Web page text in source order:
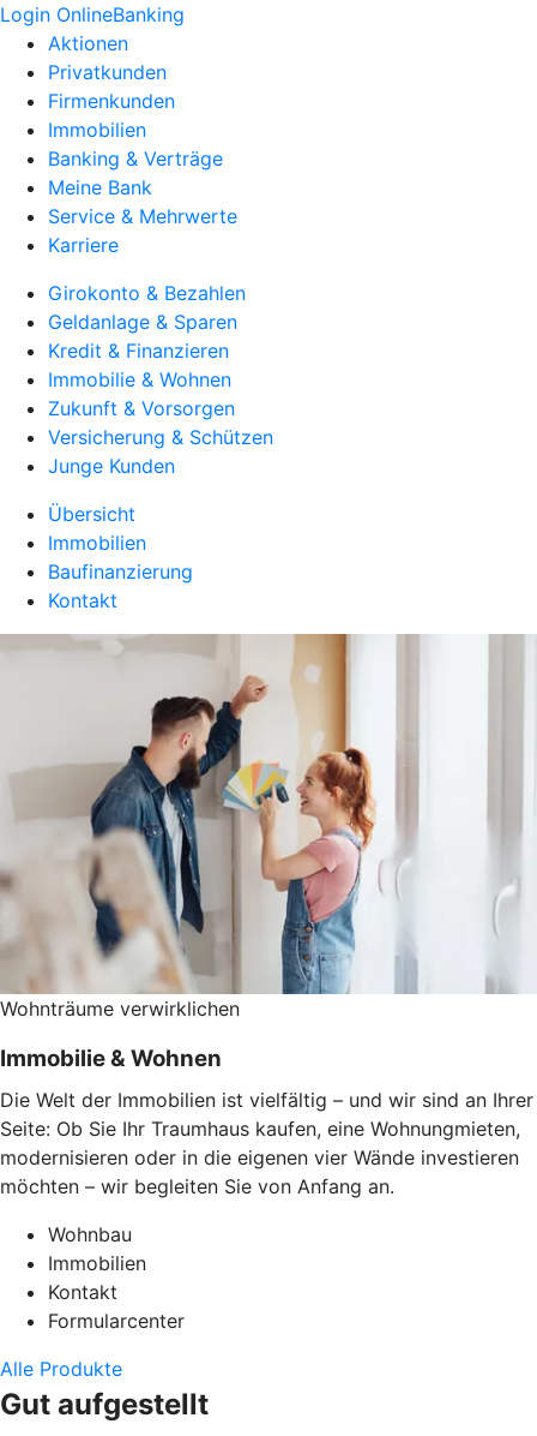
Login OnlineBanking
Aktionen
Privatkunden
Firmenkunden
Immobilien
Banking & Verträge
Meine Bank
Service & Mehrwerte
Karriere
Girokonto & Bezahlen
Geldanlage & Sparen
Kredit & Finanzieren
Immobilie & Wohnen
Zukunft & Vorsorgen
Versicherung & Schützen
Junge Kunden
Übersicht
Immobilien
Baufinanzierung
Kontakt
Wohnträume verwirklichen
Immobilie & Wohnen
Die Welt der Immobilien ist vielfältig – und wir sind an Ihrer
Seite: Ob Sie Ihr Traumhaus kaufen, eine Wohnungmieten,
modernisieren oder in die eigenen vier Wände investieren
möchten – wir begleiten Sie von Anfang an.
Wohnbau
Immobilien
Kontakt
Formularcenter
Alle Produkte
Gut aufgestellt